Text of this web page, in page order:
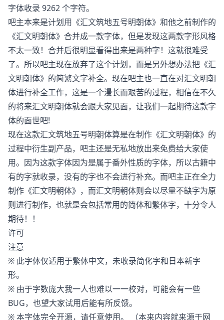
字体收录 9262 个字符。
吧主本来是计划用《汇文筑地五号明朝体》和他之前制作的
《汇文明朝体》合并成一款字体，但是发现这两款字形风格
不太一致！合并后很明显看得出来是两种字！这就很难受
了。所以吧主现在放弃了这个计划，而是另外想办法把《汇
文明朝体》的简繁文字补全。现在吧主也一直在对汇文明朝
体进行补全工作，这是一个漫长而艰苦的过程，相信在不久
的将来汇文明朝体就会跟大家见面，让我们一起期待这款字
体的面世吧!
现在这款汇文筑地五号明朝体算是在制作《汇文明朝体》的
过程中衍生副产品，吧主还是无私地放出来免费给大家使
用。因为这款字体因为是属于番外性质的字体，所以古籍中
有的字就收录，没有的字也不会进行补充。而吧主正在全力
制作《汇文明朝体》，而汇文明朝体则会以尽量不缺字为原
则进行制作，也就是会包括常用的简体和繁体字，十分令人
期待！！
许可
注意
※ 此字体仅适用于繁体中文，未收录简化字和日本新字
形。
※ 由于字数庞大我一人也难以一一校对，可能会有一些
BUG，也望大家试用后能有所反馈。
※ 本字体完全开源，请任意使用。 （本来内容就来源于网